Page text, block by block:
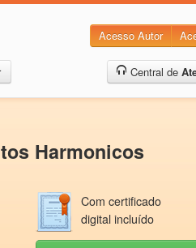
Acesso Autor
Central de
Harmonicos
Com certificado
digital incluído